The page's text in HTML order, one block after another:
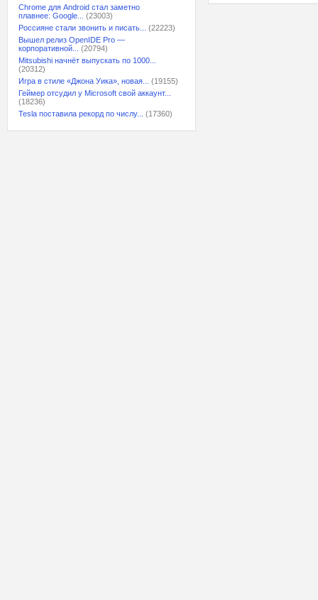
Chrome для Android стал заметно
плавнее: Google...
(23003)
Россияне стали звонить и писать...
(22223)
Вышел релиз OpenIDE Pro —
корпоративной...
(20794)
Mitsubishi начнёт выпускать по 1000...
(20312)
Игра в стиле «Джона Уика», новая...
(19155)
Геймер отсудил у Microsoft свой аккаунт...
(18236)
Tesla поставила рекорд по числу...
(17360)